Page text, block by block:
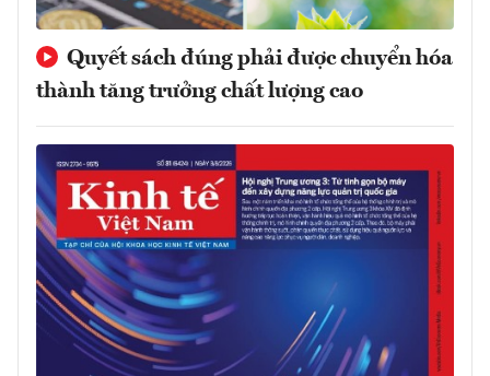
Quyết sách đúng phải được chuyển hóa
thành tăng trưởng chất lượng cao